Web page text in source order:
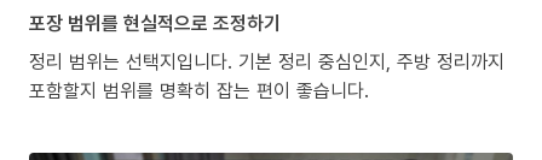
포장 범위를 현실적으로 조정하기
정리 범위는 선택지입니다. 기본 정리 중심인지, 주방 정리까지
포함할지 범위를 명확히 잡는 편이 좋습니다.